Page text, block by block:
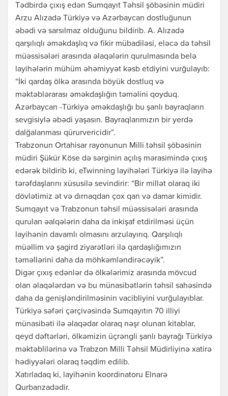
Tədbirdə çıxış edən Sumqayıt Təhsil şöbəsinin müdiri
Arzu Alızadə Türkiyə və Azərbaycan dostluğunun
əbədi və sarsılmaz olduğunu bildirib. A. Alızadə
qarşılıqlı əməkdaşlıq və fikir mübadiləsi, eləcə də təhsil
müəssisələri arasında əlaqələrin qurulmasında belə
layihələrin mühüm əhəmiyyət kəsb etdiyini vurğulayıb:
“İki qardaş ölkə arasında böyük dostluq və
məktəblərarası əməkdaşlığın təməlini qoyduq.
Azərbaycan -Türkiyə əməkdaşlığı bu şanlı bayraqların
sevgisiylə əbədi yaşasın. Bayraqlarımızın bir yerdə
dalğalanması qürurvericidir”.
Trabzonun Ortahisar rayonunun Milli təhsil şöbəsinin
müdiri Şükür Köse də sərginin açılış mərasimində çıxış
edərək bildirib ki, eTwinning layihələri Türkiyə ilə layihə
tərəfdaşlarını xüsusilə sevindirir: “Bir millət olaraq iki
dövlətimiz ət və dırnaqdan çox qan və damar kimidir.
Sumqayıt və Trabzonun təhsil müəssisələri arasında
qurulan əalqələrin daha da inkişaf etdirilməsi üçün
layihənin davamlı olmasını arzulayırıq. Qarşılıqlı
müəllim və şagird ziyarətləri ilə qardaşlığımızın
təməllərini daha da möhkəmləndirəcəyik”.
Digər çıxış edənlər də ölkələrimiz arasında mövcud
olan əlaqələrdən və bu münasibətlərin təhsil sahəsində
daha da genişləndirilməsinin vacibliyini vurğulayıblar.
Türkiyə səfəri çərçivəsində Sumqayıtın 70 illiyi
münasibəti ilə əlaqədar olaraq nəşr olunan kitablar,
qeyd dəftərləri, ölkəmizin üçrəngli şanlı bayrağı Türkiyə
məktəblilərinə və Trabzon Milli Təhsil Müdirliyinə xatirə
hədiyyələri olaraq təqdim edilib.
Xatırladaq ki, layihənin koordinatoru Elnarə
Qurbanzadədir.